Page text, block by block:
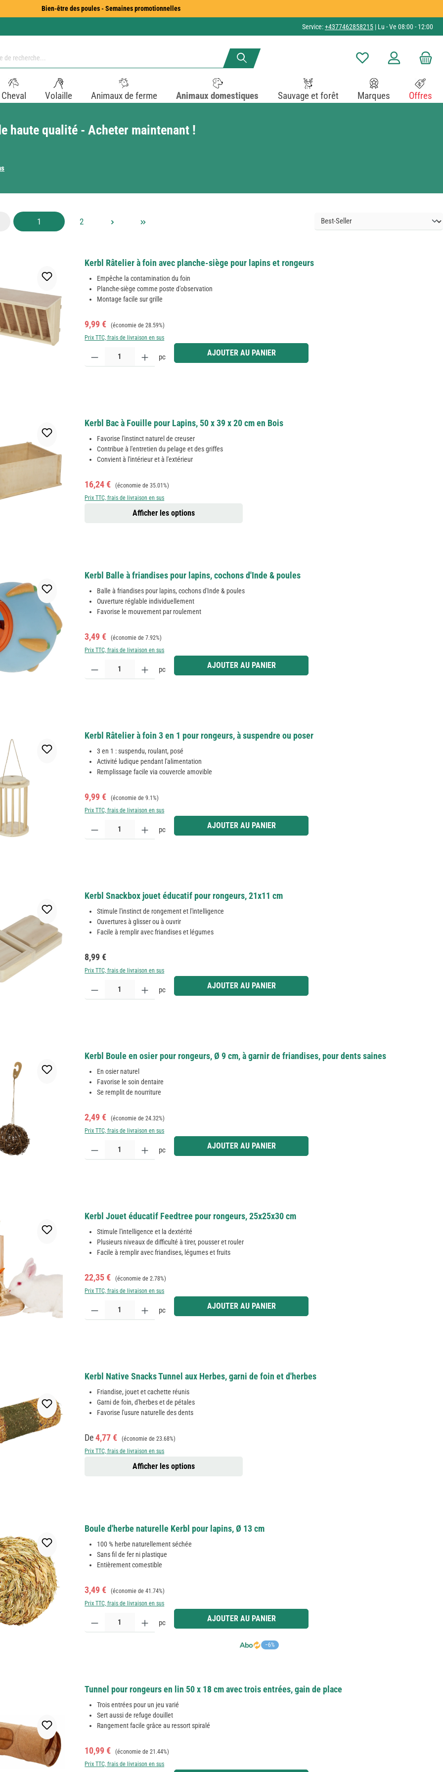
Bien-être des poules - Semaines promotionnelles
Service:+4377462858215 | Lu - Ve 08:00 - 12:00
Vous avez 0 articles dans
Cheval Volaille Animaux de ferme Animaux domestiques Sauvage et forêt Marques Offres
haute qualité - Acheter maintenant !
Page
1 Page
2
Kerbl Râtelier à foin avec planche-siège pour lapins et rongeurs
Empêche la contamination du foin
Planche-siège comme poste d'observation
Montage facile sur grille
Prix de vente :
9,99 € Prix régulier :
(économie de 28.59%)
Prix TTC, frais de livraison en sus
Quantité de produit : Entrez la quantité souhaitée ou utilisez les boutons pour augmenter ou diminuer la quantité.
pc AJOUTER AU PANIER
Kerbl Bac à Fouille pour Lapins, 50 x 39 x 20 cm en Bois
Favorise l'instinct naturel de creuser
Contribue à l'entretien du pelage et des griffes
Convient à l'intérieur et à l'extérieur
Prix de vente :
16,24 € Prix régulier :
(économie de 35.01%)
Prix TTC, frais de livraison en sus
Afficher les options
Kerbl Balle à friandises pour lapins, cochons d'Inde & poules
Balle à friandises pour lapins, cochons d'Inde & poules
Ouverture réglable individuellement
Favorise le mouvement par roulement
Prix de vente :
3,49 € Prix régulier :
(économie de 7.92%)
Prix TTC, frais de livraison en sus
Quantité de produit : Entrez la quantité souhaitée ou utilisez les boutons pour augmenter ou diminuer la quantité.
pc AJOUTER AU PANIER
Kerbl Râtelier à foin 3 en 1 pour rongeurs, à suspendre ou poser
3 en 1 : suspendu, roulant, posé
Activité ludique pendant l'alimentation
Remplissage facile via couvercle amovible
Prix de vente :
9,99 € Prix régulier :
(économie de 9.1%)
Prix TTC, frais de livraison en sus
Quantité de produit : Entrez la quantité souhaitée ou utilisez les boutons pour augmenter ou diminuer la quantité.
pc AJOUTER AU PANIER
Kerbl Snackbox jouet éducatif pour rongeurs, 21x11 cm
Stimule l'instinct de rongement et l'intelligence
Ouvertures à glisser ou à ouvrir
Facile à remplir avec friandises et légumes
Prix régulier :
8,99 €
Prix TTC, frais de livraison en sus
Quantité de produit : Entrez la quantité souhaitée ou utilisez les boutons pour augmenter ou diminuer la quantité.
pc AJOUTER AU PANIER
Kerbl Boule en osier pour rongeurs, Ø 9 cm, à garnir de friandises, pour dents saines
En osier naturel
Favorise le soin dentaire
Se remplit de nourriture
Prix de vente :
2,49 € Prix régulier :
(économie de 24.32%)
Prix TTC, frais de livraison en sus
Quantité de produit : Entrez la quantité souhaitée ou utilisez les boutons pour augmenter ou diminuer la quantité.
pc AJOUTER AU PANIER
Kerbl Jouet éducatif Feedtree pour rongeurs, 25x25x30 cm
Stimule l'intelligence et la dextérité
Plusieurs niveaux de difficulté à tirer, pousser et rouler
Facile à remplir avec friandises, légumes et fruits
Prix de vente :
22,35 € Prix régulier :
(économie de 2.78%)
Prix TTC, frais de livraison en sus
Quantité de produit : Entrez la quantité souhaitée ou utilisez les boutons pour augmenter ou diminuer la quantité.
pc AJOUTER AU PANIER
Kerbl Native Snacks Tunnel aux Herbes, garni de foin et d'herbes
Friandise, jouet et cachette réunis
Garni de foin, d'herbes et de pétales
Favorise l'usure naturelle des dents
Prix de vente :
De4,77 € Prix régulier :
(économie de 23.68%)
Prix TTC, frais de livraison en sus
Afficher les options
Boule d'herbe naturelle Kerbl pour lapins, Ø 13 cm
100 % herbe naturellement séchée
Sans fil de fer ni plastique
Entièrement comestible
Prix de vente :
3,49 € Prix régulier :
(économie de 41.74%)
Prix TTC, frais de livraison en sus
−6%
Quantité de produit : Entrez la quantité souhaitée ou utilisez les boutons pour augmenter ou diminuer la quantité.
pc AJOUTER AU PANIER
Tunnel pour rongeurs en lin 50 x 18 cm avec trois entrées, gain de place
Trois entrées pour un jeu varié
Sert aussi de refuge douillet
Rangement facile grâce au ressort spiralé
Prix de vente :
10,99 € Prix régulier :
(économie de 21.44%)
Prix TTC, frais de livraison en sus